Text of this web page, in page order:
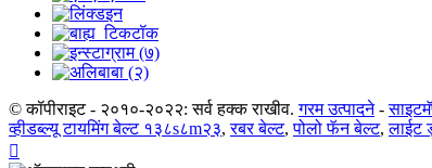
© कॉपीराइट - २०१०-२०२२: सर्व हक्क राखीव.गरम उत्पादने-
व्हीडब्ल्यू टायमिंग बेल्ट १३८s८m२३,रबर बेल्ट,पोलो फॅन बेल्ट,लाईट
